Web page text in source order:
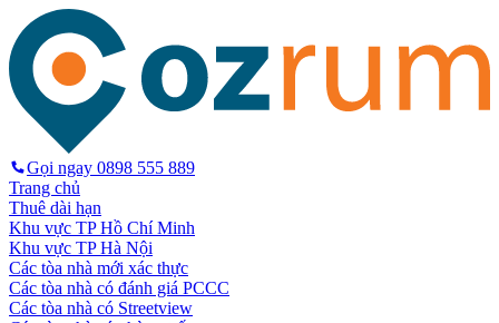
Gọi ngay 0898 555 889
Trang chủ
Thuê dài hạn
Khu vực TP Hồ Chí Minh
Khu vực TP Hà Nội
Các tòa nhà mới xác thực
Các tòa nhà có đánh giá PCCC
Các tòa nhà có Streetview